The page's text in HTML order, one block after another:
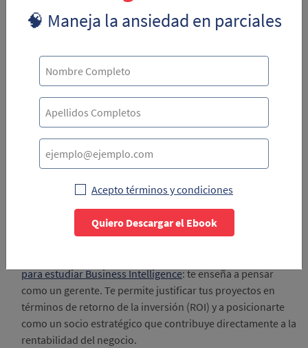
Visión de negocio y alineación
estratégica
Esta habilidad es el puente definitivo entre la tecnología y el
negocio.
Qué desarrollarás:
la capacidad de entender los
indicadores clave de rendimiento (KPIs) de la empresa y de
análisis "porque es interesante", sino porque ayuda a la
empresa a aumentar sus ingresos, reducir sus costos o
mejorar la satisfacción del cliente.
para estudiar Business Intelligence: te enseña a pensar
como un gerente. Te permite justificar tus proyectos en
términos de retorno de la inversión (ROI) y a posicionarte
como un socio estratégico que contribuye directamente a la
rentabilidad del negocio.
🧠 Maneja la ansiedad en parciales
Acepto términos y condiciones
Quiero Descargar el Ebook